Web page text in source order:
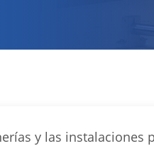
y las instalaciones